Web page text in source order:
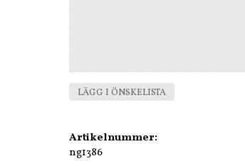
LÄGG I ÖNSKELISTA
Artikelnummer:
ng1386